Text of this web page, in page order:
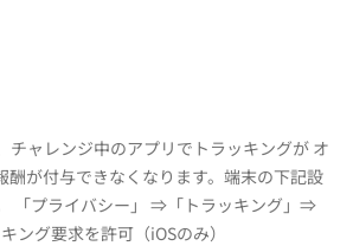
チャレンジ中のアプリでトラッキングが オ
酬が付与できなくなります。端末の下記設
「プライバシー」 ⇒「トラッキング」⇒
ング要求を許可（iOSのみ）